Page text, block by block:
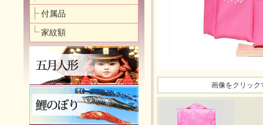
画像をクリック
付属品
家紋額